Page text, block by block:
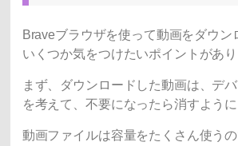
Braveブラウザを使って動画をダウン
いくつか気をつけたいポイントがあり
まず、ダウンロードした動画は、デ
を考えて、不要になったら消すように
動画ファイルは容量をたくさん使う